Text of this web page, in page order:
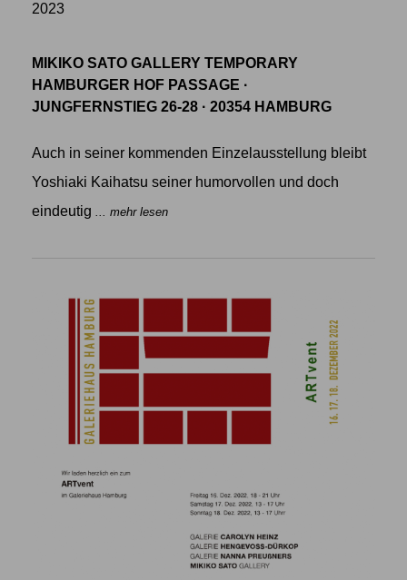
2023
MIKIKO SATO GALLERY TEMPORARY
HAMBURGER HOF PASSAGE ·
JUNGFERNSTIEG 26-28 · 20354 HAMBURG
Auch in seiner kommenden Einzelausstellung bleibt
Yoshiaki Kaihatsu seiner humorvollen und doch
eindeutig ... mehr lesen